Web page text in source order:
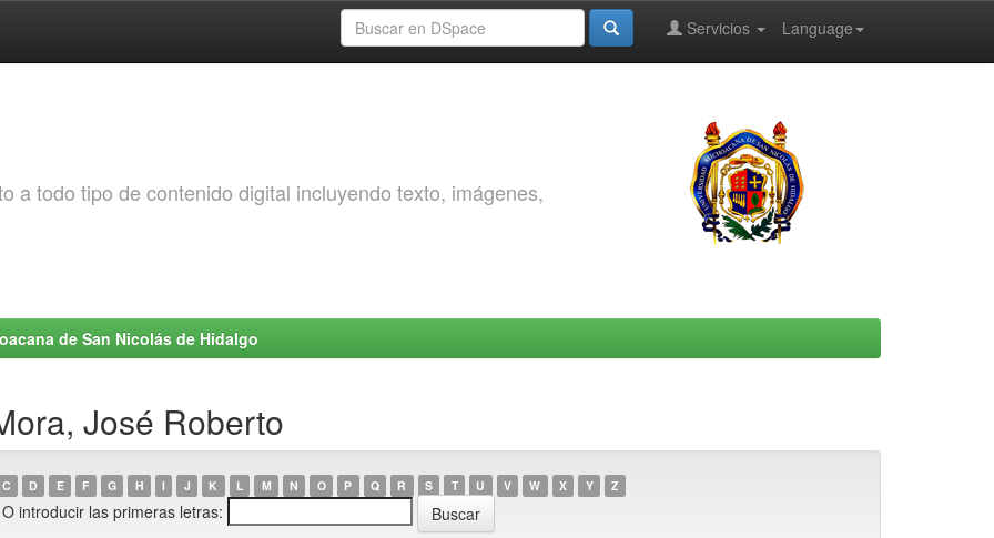
Language
Servicios
a todo tipo de contenido digital incluyendo texto, imágenes,
de San Nicolás de Hidalgo
José Roberto
C D E F G H I J K L M N O P Q R S T U V W X Y Z
O introducir las primeras letras: